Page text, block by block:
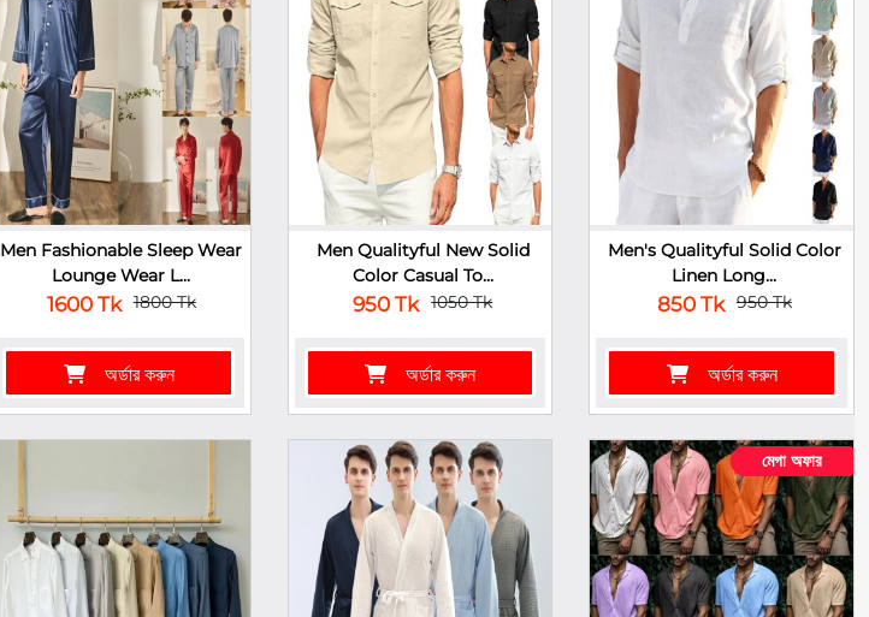
Men Fashionable Sleep Wear
Lounge Wear L...
1600 Tk 1800 Tk
অর্ডার করুন
Men Qualityful New Solid
Color Casual To...
950 Tk 1050 Tk
অর্ডার করুন
Men's Qualityful Solid Color
Linen Long...
850 Tk 950 Tk
অর্ডার করুন
মেগা অফার